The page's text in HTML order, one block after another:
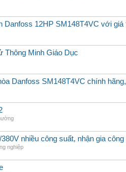
Danfoss 12HP SM148T4VC với
Thông Minh Giáo Dục
Danfoss SM148T4VC chính
nhiều công suất, nhận gia
nghiệp